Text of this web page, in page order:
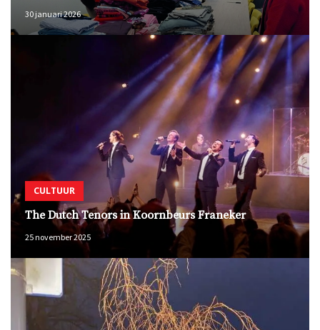
30 januari 2026
CULTUUR
The Dutch Tenors in Koornbeurs Franeker
25 november 2025